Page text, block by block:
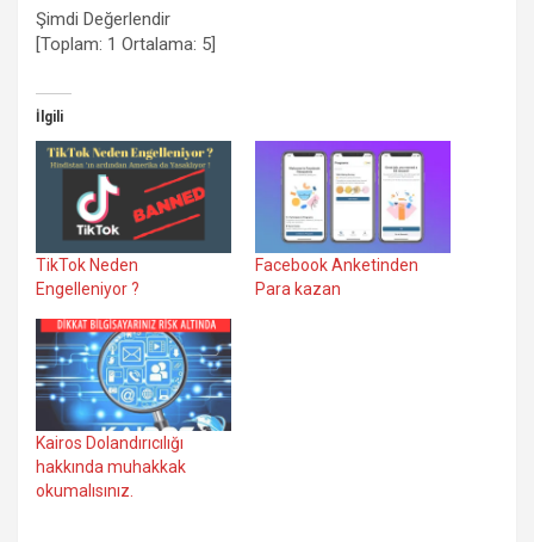
Şimdi Değerlendir
[Toplam: 1 Ortalama: 5
İlgili
TikTok Neden
Engelleniyor ?
Facebook Anketinden
Para kazan
Kairos Dolandırıcılığı
hakkında muhakkak
okumalısınız.